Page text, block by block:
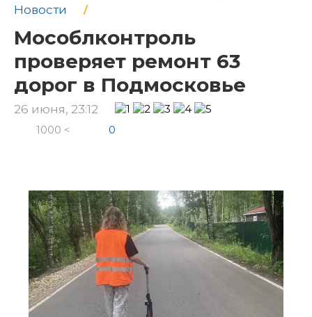
Новости
Мособлконтроль
проверяет ремонт 63
дорог в Подмосковье
26 июня, 23:12
1000 < 0